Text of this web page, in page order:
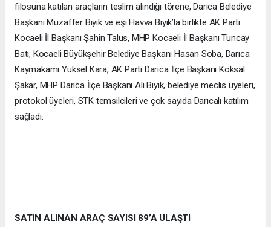
filosuna katılan araçların teslim alındığı törene, Darıca Belediye
Başkanı Muzaffer Bıyık ve eşi Havva Bıyık’la birlikte AK Parti
Kocaeli İl Başkanı Şahin Talus, MHP Kocaeli İl Başkanı Tuncay
Batı, Kocaeli Büyükşehir Belediye Başkanı Hasan Soba, Darıca
Kaymakamı Yüksel Kara, AK Parti Darıca İlçe Başkanı Köksal
Şakar, MHP Darıca İlçe Başkanı Ali Bıyık, belediye meclis üyeleri,
protokol üyeleri, STK temsilcileri ve çok sayıda Darıcalı katılım
sağladı.
SATIN ALINAN ARAÇ SAYISI 89’A ULAŞTI